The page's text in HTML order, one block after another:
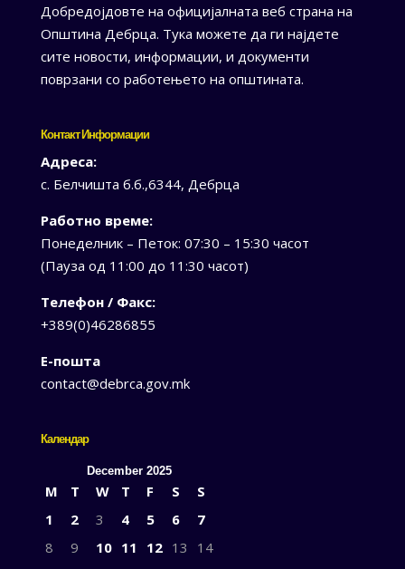
Добредојдовте на официјалната веб страна на
Општина Дебрца. Тука можете да ги најдете
сите новости, информации, и документи
поврзани со работењето на општината.
Контакт Информации
Адреса:
с. Белчишта б.б.,6344, Дебрца
Работно време:
Понеделник – Петок: 07:30 – 15:30 часот
(Пауза од 11:00 до 11:30 часот)
Телефон / Факс:
+389(0)46286855
Е-пошта
contact@debrca.gov.mk
Календар
December 2025
M T W T F S
S
1
2 3 4 5 6
7
8
9 10 11 12 13
14